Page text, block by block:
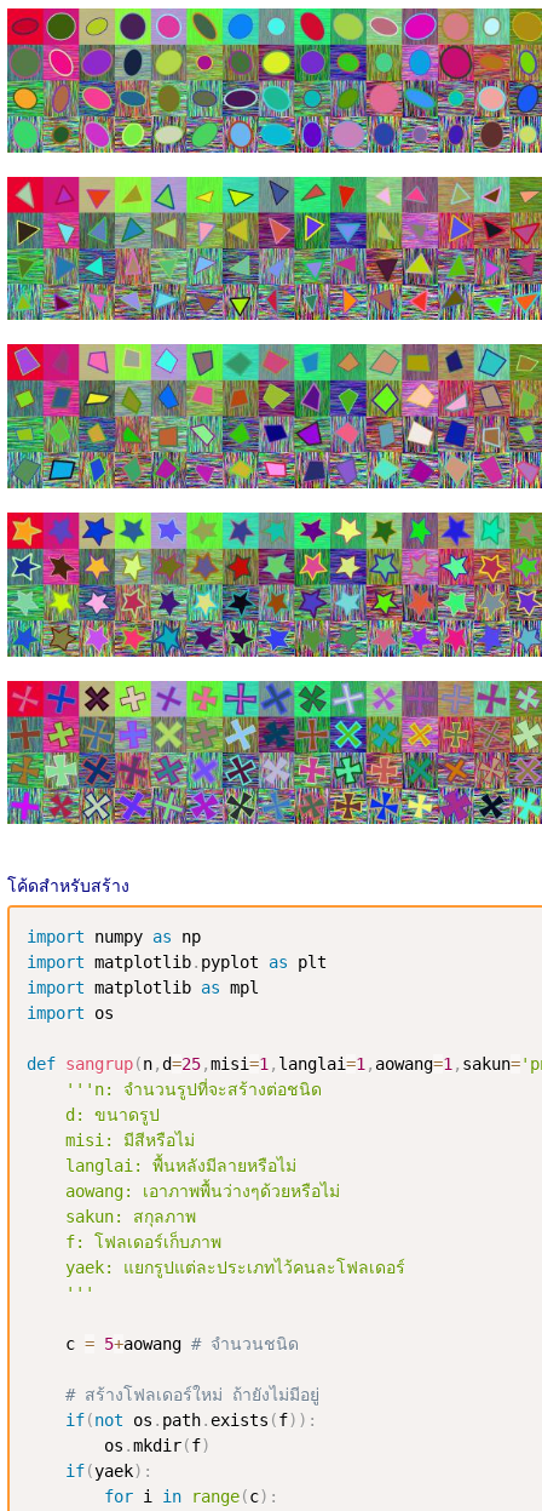
โค้ดสำหรับสร้าง
import numpy as
import matplotlib. pyplot as
import matplotlib as
import os
def sangrup(n,d=25,misi=1, langlai=1, aowang=1, sakun=
'''n: จำนวนรูปที่จะสร้างต่อชนิด
    d: ขนาดรูป
    misi: มีสีหรือไม่
    langlai: พื้นหลังมีลายหรือไม่
    aowang: เอาภาพพื้นว่างๆด้วยหรือไม่
    sakun: สกุลภาพ
    f: โฟลเดอร์เก็บภาพ
    yaek: แยกรูปแต่ละประเภทไว้คนละโฟลเดอร์
    '''
    c
= 5+aowang # จำนวนชนิด
# สร้างโฟลเดอร์ใหม่ ถ้ายังไม่มีอยู่
if(not os . path. exists (f) ) :
        os
.mkdir(f)
if(yaek) :
for i in range(c) :